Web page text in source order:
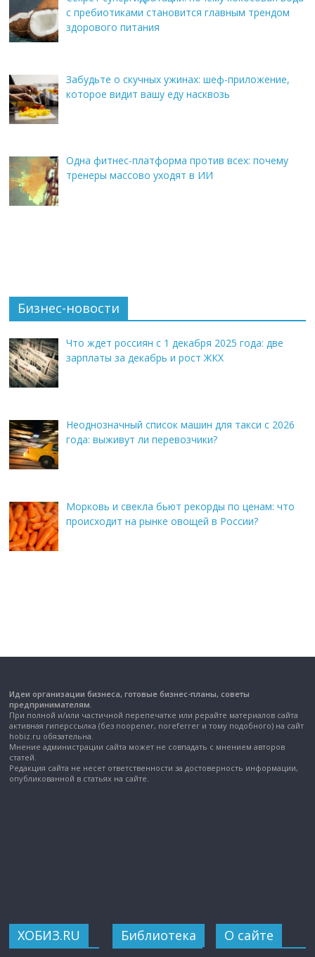
с пребиотиками становится главным трендом
здорового питания
Забудьте о скучных ужинах: шеф-приложение,
которое видит вашу еду насквозь
Одна фитнес-платформа против всех: почему
тренеры массово уходят в ИИ
Бизнес-новости
Что ждет россиян с 1 декабря 2025 года: две
зарплаты за декабрь и рост ЖКХ
Неоднозначный список машин для такси с 2026
года: выживут ли перевозчики?
Морковь и свекла бьют рекорды по ценам: что
происходит на рынке овощей в России?
Идеи организации бизнеса, готовые бизнес-планы, советы
предпринимателям.
При полной и/или частичной перепечатке или рерайте материалов сайта
активная гиперссылка (без noopener, noreferrer и тому подобного) на сайт
hobiz.ru обязательна.
Мнение администрации сайта может не совпадать с мнением авторов
статей.
Редакция сайта не несет ответственности за достоверность информации,
опубликованной в статьях на сайте.
ХОБИЗ.RU Библиотека О сайте